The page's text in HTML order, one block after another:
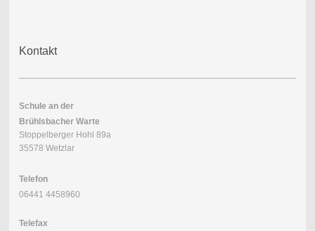
Kontakt
Schule an der
Brühlsbacher Warte
Stoppelberger Hohl 89a
35578 Wetzlar
Telefon
06441 4458960
Telefax